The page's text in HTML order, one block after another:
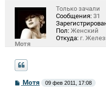
Мотя
Только зачали
Сообщения: 31
Пол: Женский
Откуда: г.
С
о
Мотя 09 фев 2011, 17:08